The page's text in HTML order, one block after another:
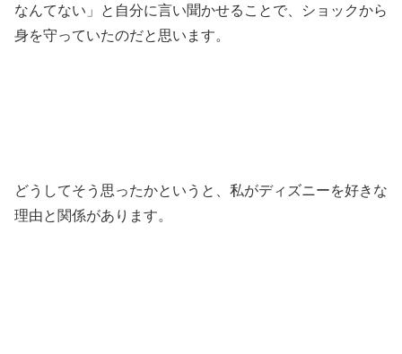
なんてない」と自分に言い聞かせることで、ショックから
身を守っていたのだと思います。
どうしてそう思ったかというと、私がディズニーを好きな
理由と関係があります。